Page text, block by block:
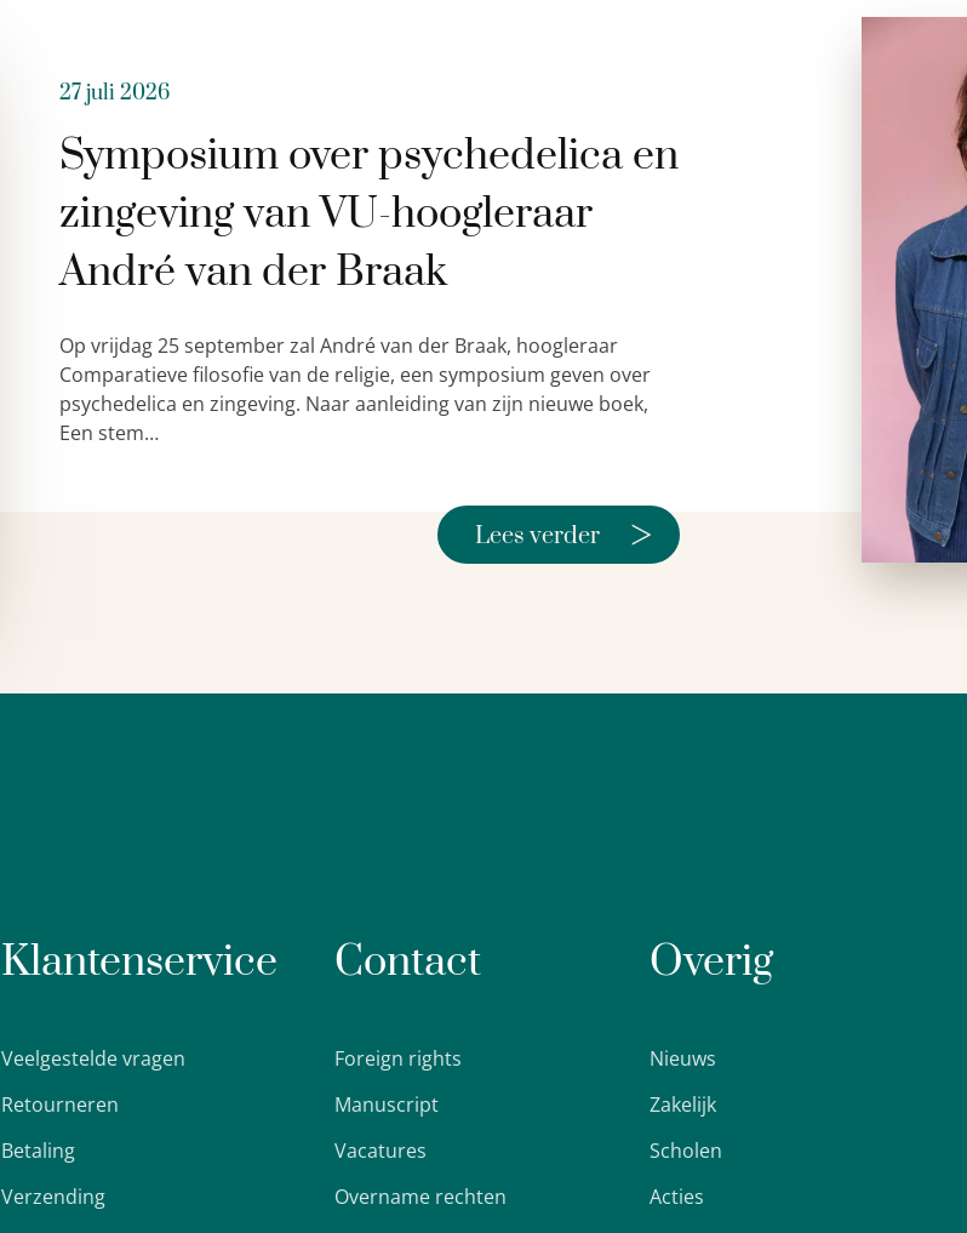
27 juli 2026
Symposium over psychedelica en
zingeving van VU-hoogleraar
André van der Braak
Op vrijdag 25 september zal André van der Braak, hoogleraar
Comparatieve filosofie van de religie, een symposium geven over
psychedelica en zingeving. Naar aanleiding van zijn nieuwe boek,
Een stem…
Lees verder >
Klantenservice
Veelgestelde vragen
Retourneren
Betaling
Verzending
Contact
Foreign rights
Manuscript
Vacatures
Overname rechten
Overig
Nieuws
Zakelijk
Scholen
Acties